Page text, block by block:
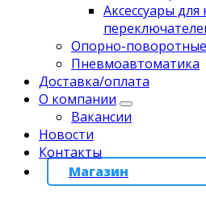
Аксессуары
Опорно-
Пневмоавтоматика
Доставка/оплата
О компании
Вакансии
Новости
Контакты
Магазин